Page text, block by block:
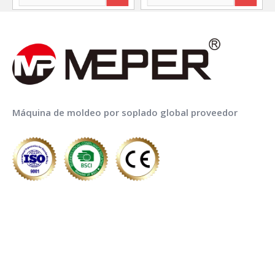
para botellas de
pesticidas
Agro-química
Máquina de moldeo por soplado global proveedor